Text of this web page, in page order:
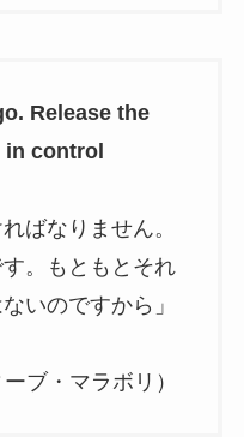
Release the
control
ばなりません。
。もともとそれ
いのですから」
ーブ・マラボリ）